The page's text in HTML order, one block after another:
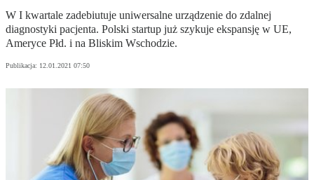
W I kwartale zadebiutuje uniwersalne urządzenie do zdalnej
diagnostyki pacjenta. Polski startup już szykuje ekspansję w UE,
Ameryce Płd. i na Bliskim Wschodzie.
Publikacja: 12.01.2021 07:50